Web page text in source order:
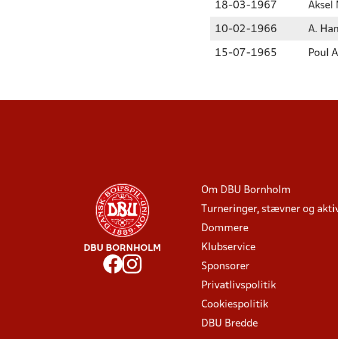
18-03-1967 Aksel
10-02-1966 A.
15-07-1965 Poul
DBU BORNHOLM
Om DBU Bornholm
Turneringer, stævner og
Dommere
Klubservice
Sponsorer
Privatlivspolitik
Cookiespolitik
DBU Bredde